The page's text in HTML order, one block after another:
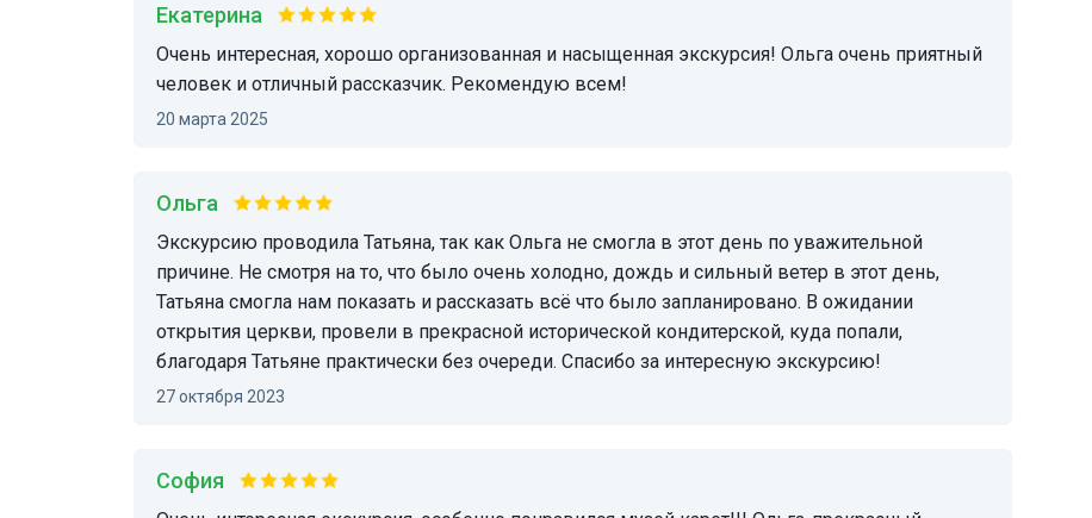
Екатерина
Очень интересная, хорошо организованная и насыщенная экскурсия! Ольга очень приятный
человек и отличный рассказчик. Рекомендую всем!
20 марта 2025
Ольга
Экскурсию проводила Татьяна, так как Ольга не смогла в этот день по уважительной
причине. Не смотря на то, что было очень холодно, дождь и сильный ветер в этот день,
Татьяна смогла нам показать и рассказать всё что было запланировано. В ожидании
открытия церкви, провели в прекрасной исторической кондитерской, куда попали,
благодаря Татьяне практически без очереди. Спасибо за интересную экскурсию!
27 октября 2023
София